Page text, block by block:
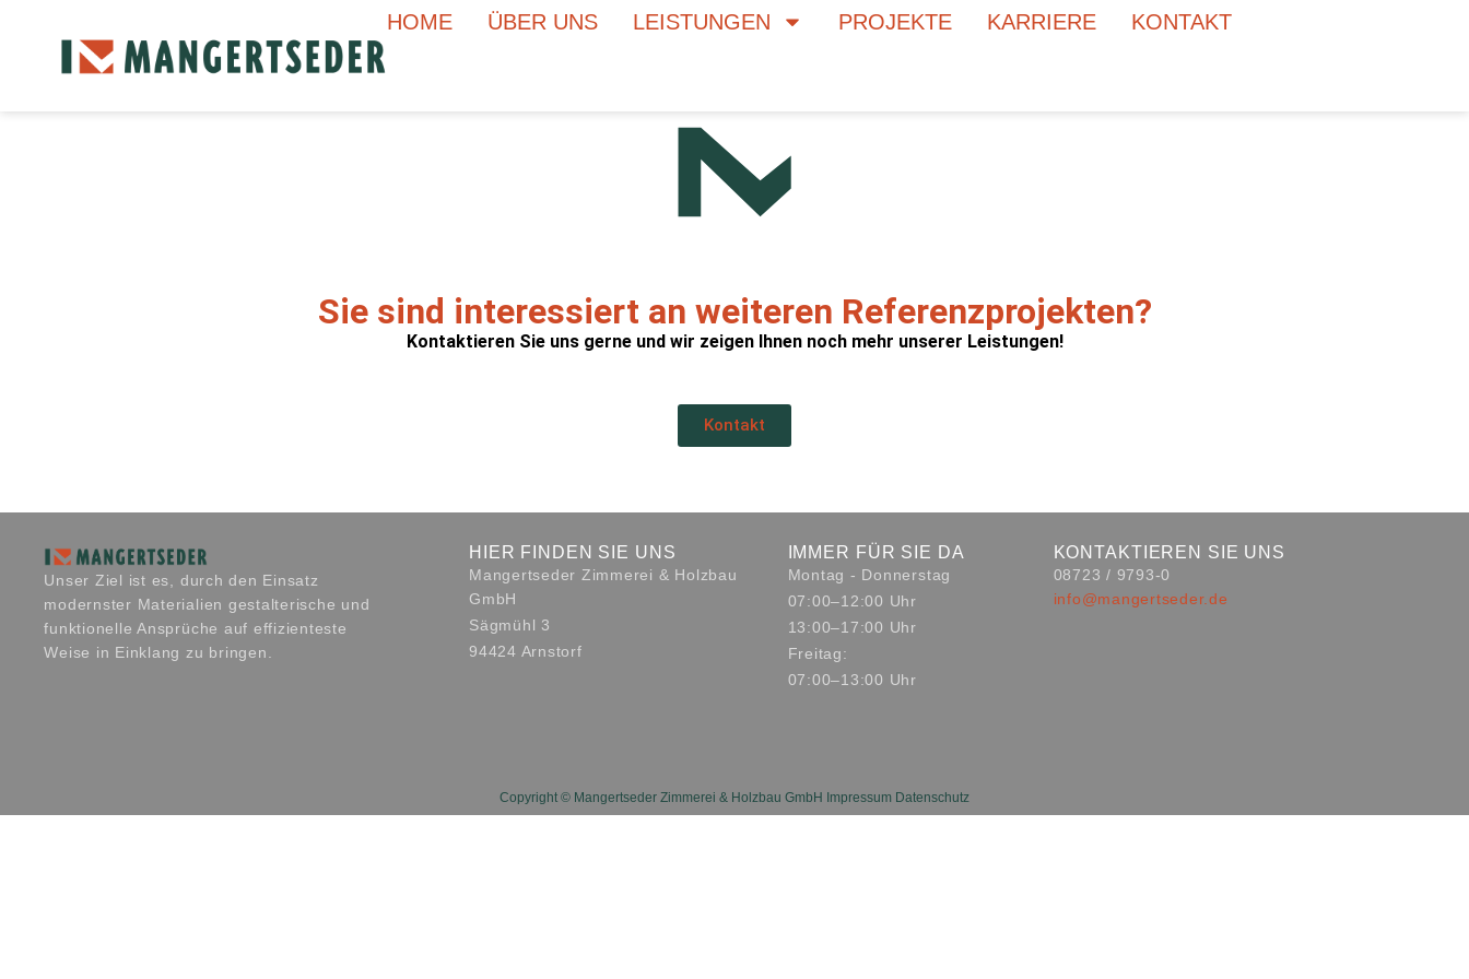
HOME ÜBER UNS LEISTUNGEN PROJEKTE KARRIERE KONTAKT
Sie sind interessiert an weiteren Referenzprojekten?
Kontaktieren Sie uns gerne und wir zeigen Ihnen noch mehr unserer Leistungen!
Kontakt
Unser Ziel ist es, durch den Einsatz
modernster Materialien gestalterische und
funktionelle Ansprüche auf effizienteste
Weise in Einklang zu bringen.
HIER FINDEN SIE UNS
Mangertseder Zimmerei & Holzbau
GmbH
Sägmühl 3
94424 Arnstorf
IMMER FÜR SIE DA
Montag - Donnerstag
07:00–12:00 Uhr
13:00–17:00 Uhr
Freitag:
07:00–13:00 Uhr
KONTAKTIEREN SIE UNS
08723 / 9793-0
info@mangertseder.de
Copyright © Mangertseder Zimmerei & Holzbau GmbH Impressum Datenschutz